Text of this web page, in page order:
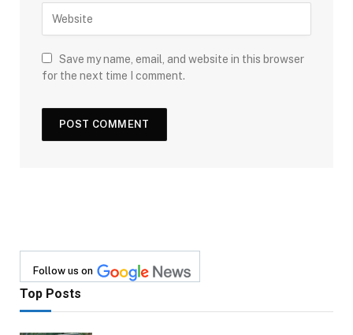
Save my name, email, and website in this browser
for the next time I comment.
Follow us on
Top Posts